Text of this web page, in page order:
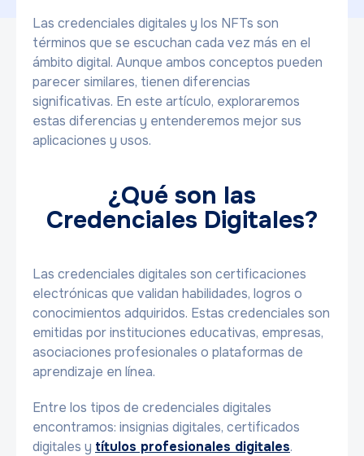
Las credenciales digitales y los NFTs son
términos que se escuchan cada vez más en el
ámbito digital. Aunque ambos conceptos pueden
parecer similares, tienen diferencias
significativas. En este artículo, exploraremos
estas diferencias y entenderemos mejor sus
aplicaciones y usos.
¿Qué son las
Credenciales Digitales?
Las credenciales digitales son certificaciones
electrónicas que validan habilidades, logros o
conocimientos adquiridos. Estas credenciales son
emitidas por instituciones educativas, empresas,
asociaciones profesionales o plataformas de
aprendizaje en línea.
Entre los tipos de credenciales digitales
encontramos: insignias digitales, certificados
digitales y títulos profesionales digitales.